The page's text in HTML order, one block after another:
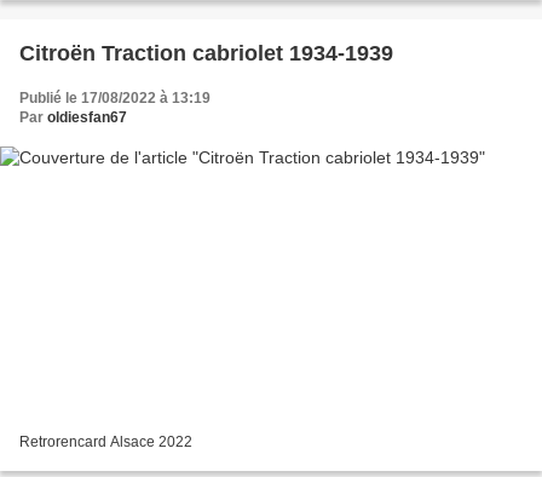
Citroën Traction cabriolet 1934-1939
Publié le 17/08/2022 à 13:19
Par oldiesfan67
Retrorencard Alsace 2022